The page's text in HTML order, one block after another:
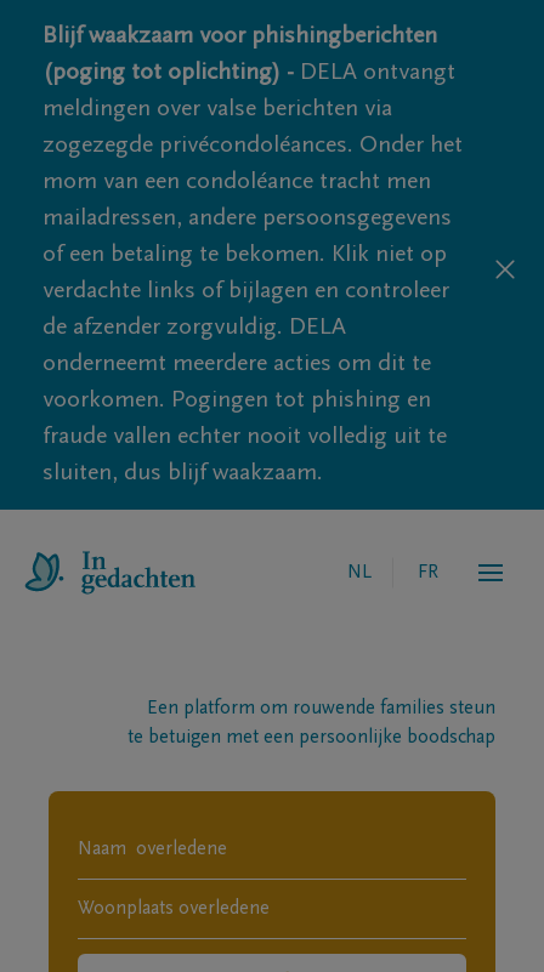
Blijf waakzaam voor phishingberichten
(poging tot oplichting) - DELA ontvangt
meldingen over valse berichten via
zogezegde privécondoléances. Onder het
mom van een condoléance tracht men
mailadressen, andere persoonsgegevens
of een betaling te bekomen. Klik niet op
verdachte links of bijlagen en controleer
de afzender zorgvuldig. DELA
onderneemt meerdere acties om dit te
voorkomen. Pogingen tot phishing en
fraude vallen echter nooit volledig uit te
sluiten, dus blijf waakzaam.
NL FR
Een platform om rouwende families steun
te betuigen met een persoonlijke boodschap